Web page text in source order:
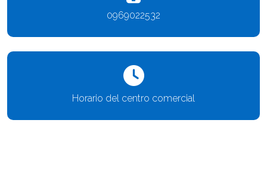
0969022532
Horario del centro comercial